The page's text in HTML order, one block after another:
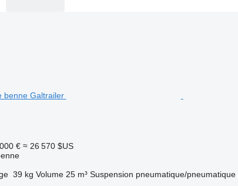
€ ≈ 26 570 $US
39 kg Volume 25 m³ Suspension pneumatique/pneumatique